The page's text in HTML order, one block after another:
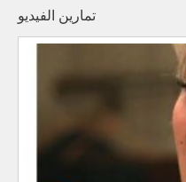
تمارين الفيديو